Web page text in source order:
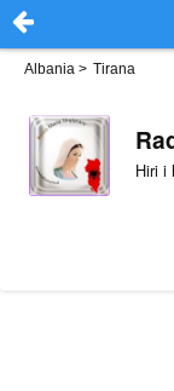
Albania > Tirana
Hiri i